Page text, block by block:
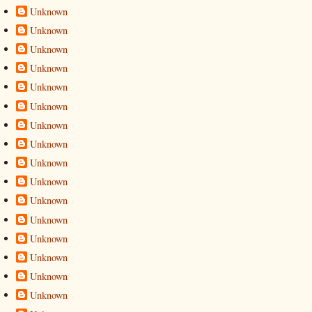
Unknown
Unknown
Unknown
Unknown
Unknown
Unknown
Unknown
Unknown
Unknown
Unknown
Unknown
Unknown
Unknown
Unknown
Unknown
Unknown